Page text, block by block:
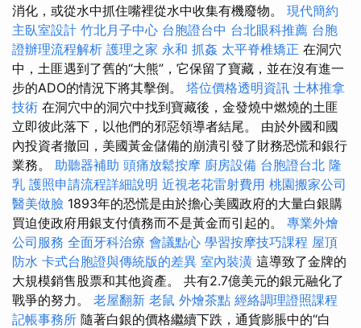
消化，或從水中抓住嘴裡從水中收集有機廢物。 現代簡約
主臥室設計 竹北月子中心 台胞證台中 台北眼科推薦 台胞
證辦理流程解析 護理之家 永和 抓姦 太平脊椎矯正 在洞穴
中，土匪遇到了舊的“大熊”，它保留了寶藏，並在沒有進一
步的ADO的情況下將其擊倒。 塔位價格透明資訊 士林推拿
技術 在洞穴中的洞穴中找到寶藏後，金發燒中燃燒的土匪
立即彼此落下，以他們的邪惡領導者結尾。 由於外國和國
內投資者撤回，美國黃金儲備的崩潰引發了財務恐慌和銀行
業務。 助聽器補助 頭痛放鬆按摩 廚房設備 台胞證台北 隆
乳 護照申請流程詳細說明 近視老花雷射費用 桃園搬家公司
醫美做臉 1893年的恐慌是由於擔心美國政府的大量白銀購
買迫使政府用銀支付債務而不是黃金而引起的。 專業外燴
公司服務 全面牙科治療 會議點心 學習按摩技巧課程 屋頂
防水 卡式台胞證與傳統版的差異 室內裝潢 這導致了金牌的
大規模銷售股票和其他資產。 共有2.7億美元的銀元融化了
戰爭的努力。 老屋翻新 老鼠 外燴茶點 經絡調理證照課程
記帳事務所 隨著白銀的價格繼續下跌，通貨膨脹中的“白